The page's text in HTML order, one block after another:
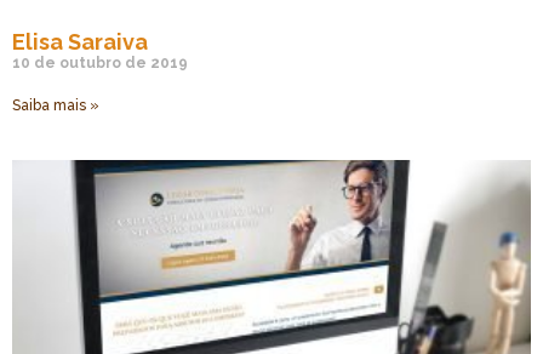
Elisa Saraiva
10 de outubro de 2019
Saiba mais »